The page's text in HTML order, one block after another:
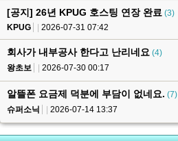
[공지] 26년 KPUG 호스팅 연장 완료 (3)
KPUG
2026-07-31 07:42
회사가 내부공사 한다고 난리네요 (4)
왕초보
2026-07-30 00:17
알뜰폰 요금제 덕분에 부담이 없네요. (7)
슈퍼소닉
2026-07-14 13:37